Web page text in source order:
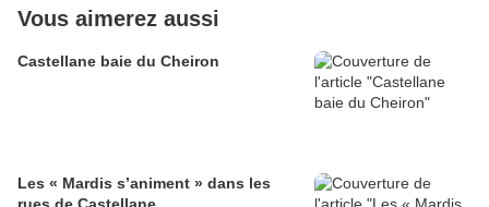
Vous aimerez aussi
Castellane baie du Cheiron
Les « Mardis s’animent » dans les